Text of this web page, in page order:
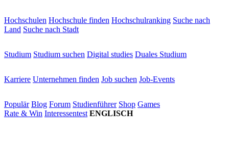
Hochschulen Hochschule finden Hochschulranking Suche nach
Land Suche nach Stadt
Studium Studium suchen Digital studies Duales Studium
Karriere Unternehmen finden Job suchen Job-Events
Populär Blog Forum Studienführer Shop Games
Rate & Win Interessentest ENGLISCH